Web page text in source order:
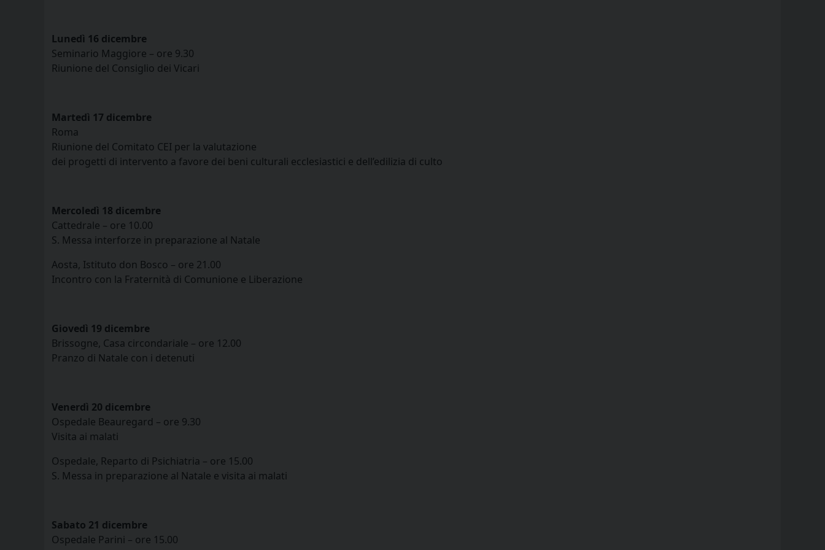
Lunedì 16 dicembre
Seminario Maggiore – ore 9.30
Riunione del Consiglio dei Vicari
Martedì 17 dicembre
Roma
Riunione del Comitato CEI per la valutazione
dei progetti di intervento a favore dei beni culturali ecclesiastici e dell’edilizia di culto
Mercoledì 18 dicembre
Cattedrale – ore 10.00
S. Messa interforze in preparazione al Natale
Aosta, Istituto don Bosco – ore 21.00
Incontro con la Fraternità di Comunione e Liberazione
Giovedì 19 dicembre
Brissogne, Casa circondariale – ore 12.00
Pranzo di Natale con i detenuti
Venerdì 20 dicembre
Ospedale Beauregard – ore 9.30
Visita ai malati
Ospedale, Reparto di Psichiatria – ore 15.00
S. Messa in preparazione al Natale e visita ai malati
Sabato 21 dicembre
Ospedale Parini – ore 15.00